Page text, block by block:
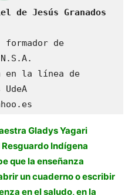
de Jesús Granados
de
en la línea de
Gladys Yagari
Indígena
que la enseñanza
un cuaderno o escribir
en el saludo, en la